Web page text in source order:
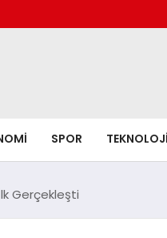
SPOR TEKNOLOJI
Gerçekleşti